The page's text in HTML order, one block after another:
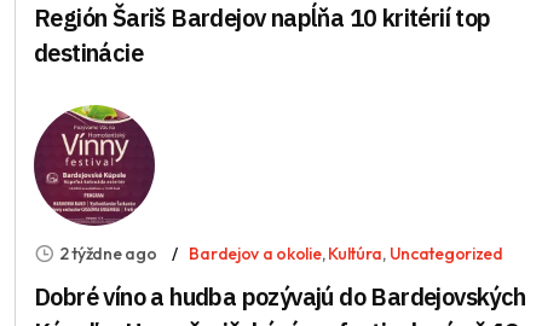
Región Šariš Bardejov napĺňa 10 kritérií top
destinácie
2 týždne ago Bardejov a okolie,Kultúra, Uncategorized
Dobré víno a hudba pozývajú do Bardejovských